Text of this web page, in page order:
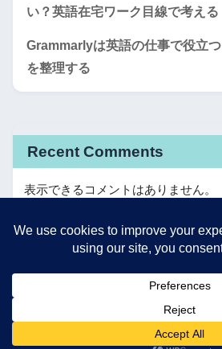
い？英語在宅ワーク目線で考える
Grammarlyは英語の仕事で役立
を整理する
Recent Comments
表示できるコメントはありません。